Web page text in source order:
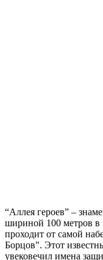
“Аллея героев” –
шириной 100 метров в
проходит от самой
Борцов". Этот
увековечил имена